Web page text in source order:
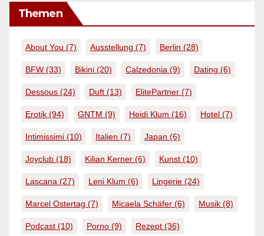
Themen
About You (7) Ausstellung (7) Berlin (28)
BFW (33) Bikini (20) Calzedonia (9) Dating (6)
Dessous (24) Duft (13) ElitePartner (7)
Erotik (94) GNTM (9) Heidi Klum (16) Hotel (7)
Intimissimi (10) Italien (7) Japan (6)
Joyclub (18) Kilian Kerner (6) Kunst (10)
Lascana (27) Leni Klum (6) Lingerie (24)
Marcel Ostertag (7) Micaela Schäfer (6) Musik (8)
Podcast (10) Porno (9) Rezept (36)